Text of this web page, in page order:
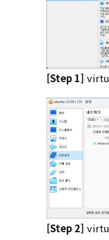
[Step 1]
[Step 2]